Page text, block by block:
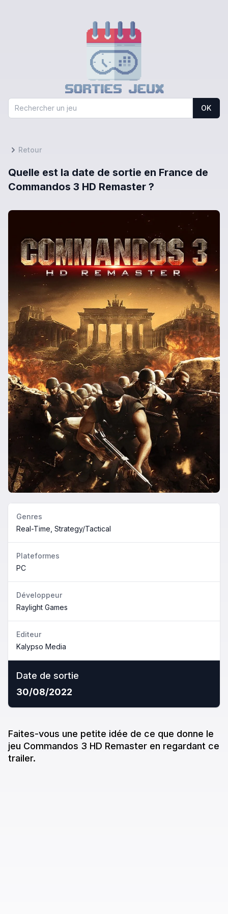
OK
Retour
Quelle est la date de sortie en France de
Commandos 3 HD Remaster ?
Genres
Real-Time, Strategy/Tactical
Plateformes
PC
Développeur
Raylight Games
Editeur
Kalypso Media
Date de sortie
30/08/2022
Faites-vous une petite idée de ce que donne le
jeu Commandos 3 HD Remaster en regardant ce
trailer.